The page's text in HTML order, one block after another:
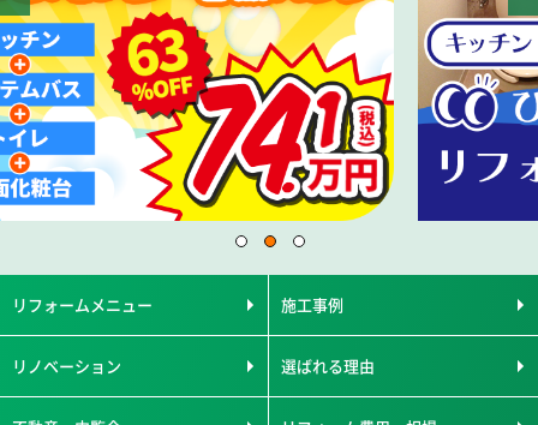
リフォームメニュー 施工事例
リノベーション 選ばれる理由